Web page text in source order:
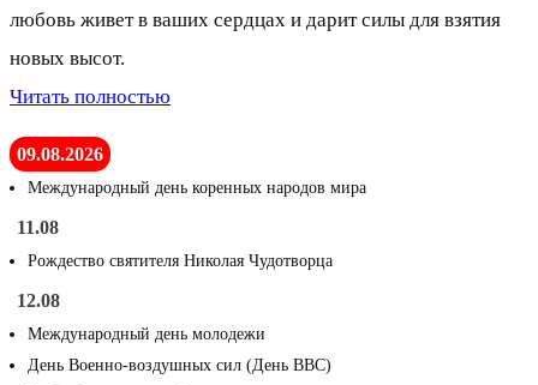
любовь живет в ваших сердцах и дарит силы для взятия
новых высот.
Читать полностью
09.08.2026
Международный день коренных народов мира
11.08
Рождество святителя Николая Чудотворца
12.08
Международный день молодежи
День Военно-воздушных сил (День ВВС)